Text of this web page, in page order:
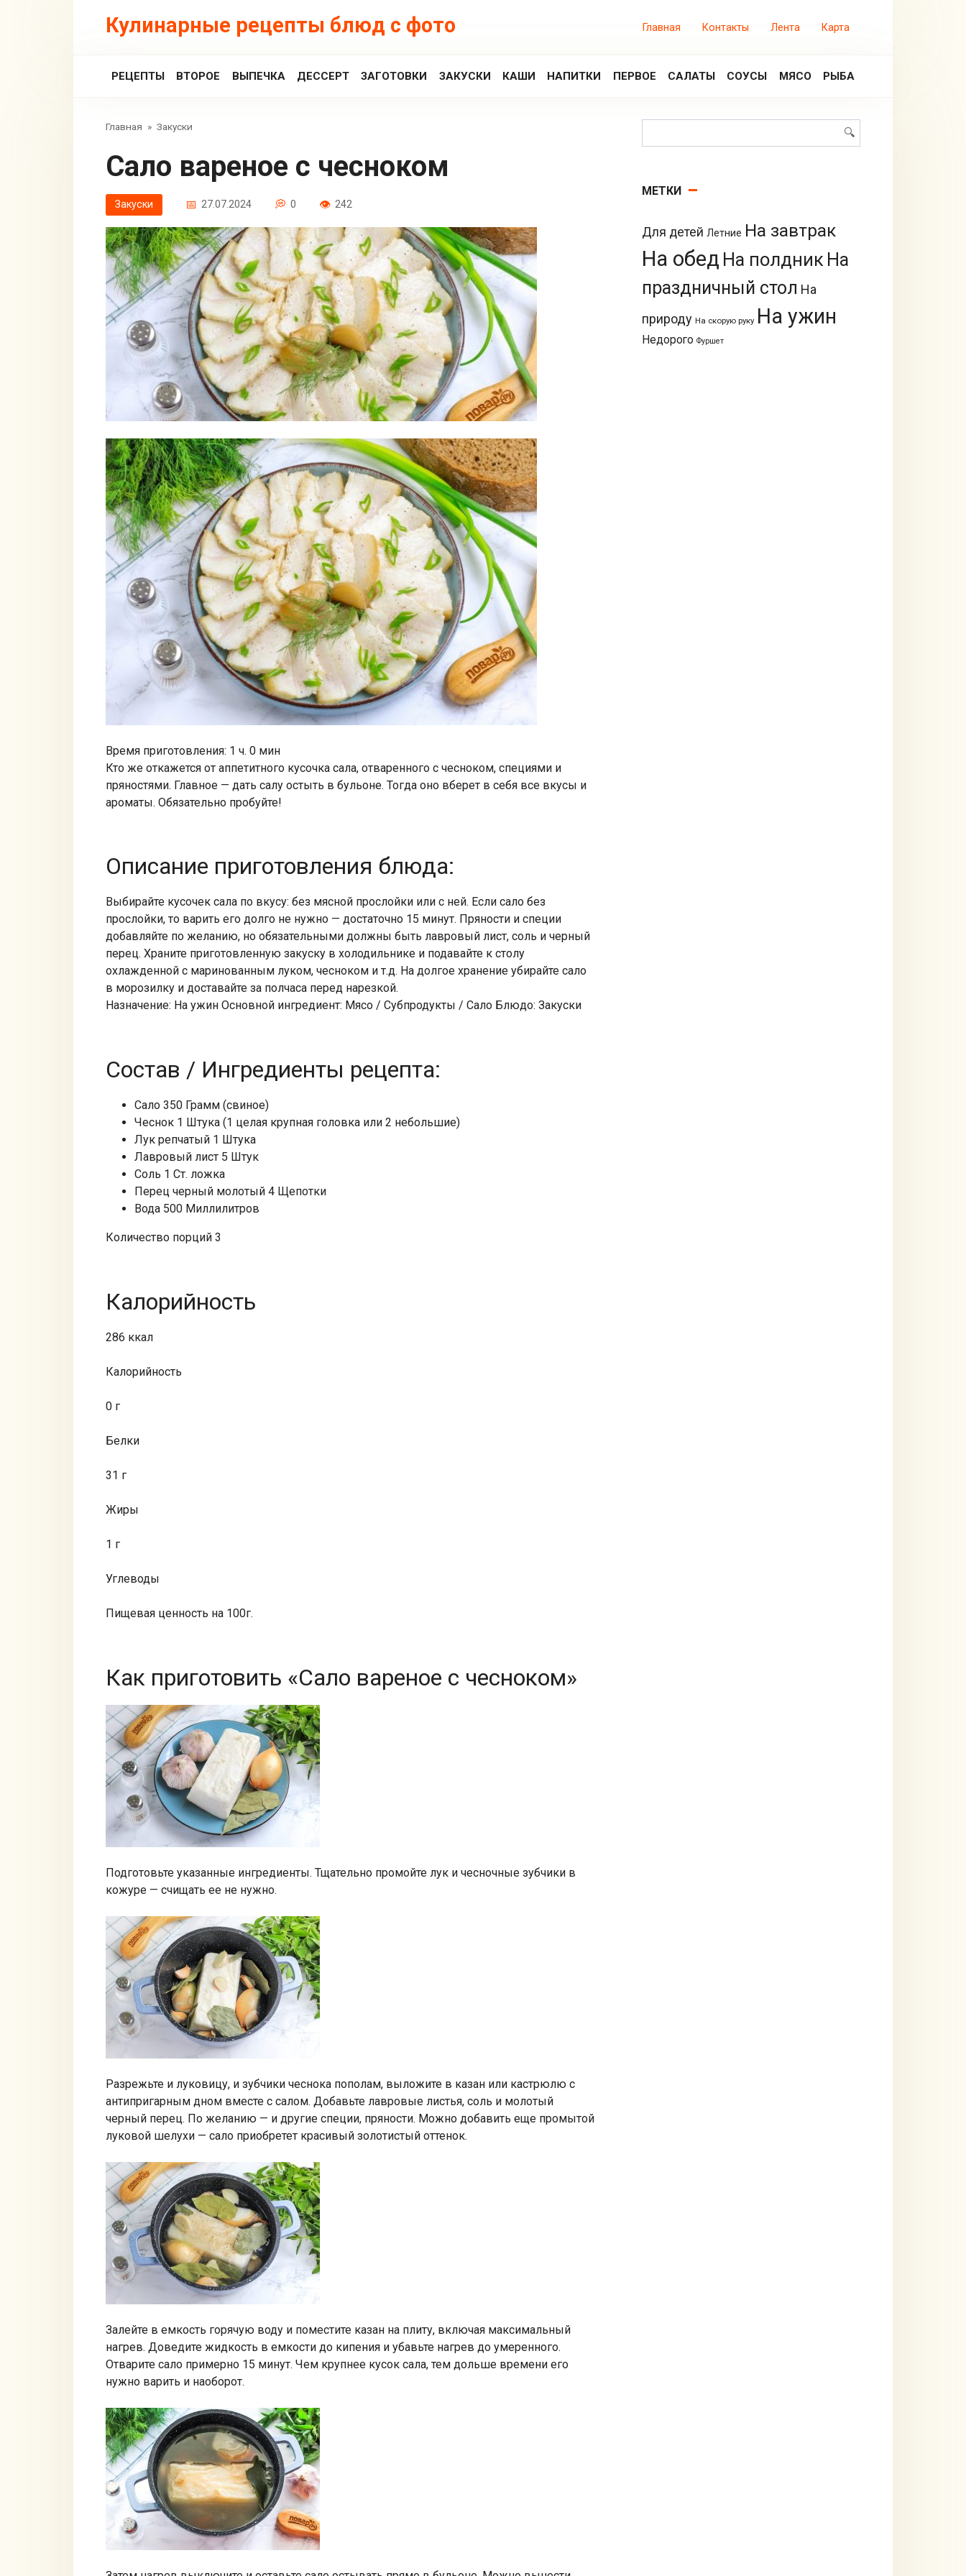
Кулинарные рецепты блюд с фото Главная Контакты Лента Карта
РЕЦЕПТЫ ВТОРОЕ ВЫПЕЧКА ДЕССЕРТ ЗАГОТОВКИ ЗАКУСКИ КАШИ НАПИТКИ ПЕРВОЕ САЛАТЫ СОУСЫ МЯСО РЫБА
Главная » Закуски
Сало вареное с чесноком
Закуски 27.07.2024 0 242
Время приготовления: 1 ч. 0 мин
Кто же откажется от аппетитного кусочка сала, отваренного с чесноком, специями и
пряностями. Главное — дать салу остыть в бульоне. Тогда оно вберет в себя все вкусы и
ароматы. Обязательно пробуйте!
Описание приготовления блюда:
Выбирайте кусочек сала по вкусу: без мясной прослойки или с ней. Если сало без
прослойки, то варить его долго не нужно — достаточно 15 минут. Пряности и специи
добавляйте по желанию, но обязательными должны быть лавровый лист, соль и черный
перец. Храните приготовленную закуску в холодильнике и подавайте к столу
охлажденной с маринованным луком, чесноком и т.д. На долгое хранение убирайте сало
в морозилку и доставайте за полчаса перед нарезкой.
Назначение: На ужин Основной ингредиент: Мясо / Субпродукты / Сало Блюдо: Закуски
Состав / Ингредиенты рецепта:
Сало 350 Грамм (свиное)
Чеснок 1 Штука (1 целая крупная головка или 2 небольшие)
Лук репчатый 1 Штука
Лавровый лист 5 Штук
Соль 1 Ст. ложка
Перец черный молотый 4 Щепотки
Вода 500 Миллилитров
Количество порций 3
Калорийность
286 ккал
Калорийность
0 г
Белки
31 г
Жиры
1 г
Углеводы
Пищевая ценность на 100г.
Как приготовить «Сало вареное с чесноком»
Подготовьте указанные ингредиенты. Тщательно промойте лук и чесночные зубчики в
кожуре — счищать ее не нужно.
Разрежьте и луковицу, и зубчики чеснока пополам, выложите в казан или кастрюлю с
антипригарным дном вместе с салом. Добавьте лавровые листья, соль и молотый
черный перец. По желанию — и другие специи, пряности. Можно добавить еще промытой
луковой шелухи — сало приобретет красивый золотистый оттенок.
Залейте в емкость горячую воду и поместите казан на плиту, включая максимальный
нагрев. Доведите жидкость в емкости до кипения и убавьте нагрев до умеренного.
Отварите сало примерно 15 минут. Чем крупнее кусок сала, тем дольше времени его
нужно варить и наоборот.
МЕТКИ
Для детей Летние На завтрак
На обед На полдник На
праздничный стол На
природу На скорую руку На ужин
Недорого Фуршет